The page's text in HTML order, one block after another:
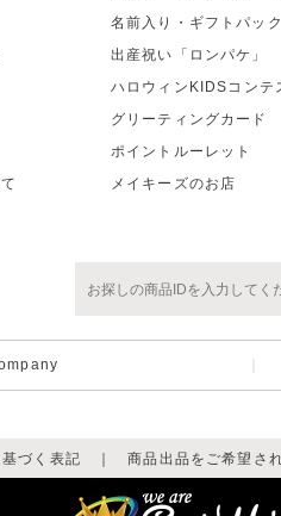
名前入り・ギフトパック
出産祝い「ロンパケ」
ハロウィンKIDSコンテ
グリーティングカード
ポイントルーレット
メイキーズのお店
づく表記 ｜商品出品をご希望さ